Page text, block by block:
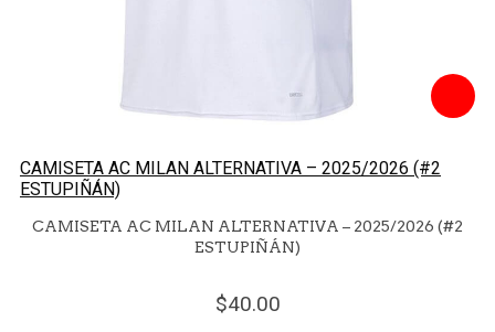
CAMISETA AC MILAN ALTERNATIVA – 2025/2026 (#2
ESTUPIÑÁN)
CAMISETA AC MILAN ALTERNATIVA – 2025/2026 (#2
ESTUPIÑÁN)
40.00